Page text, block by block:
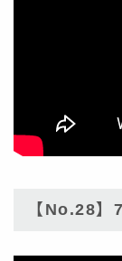
【No.28